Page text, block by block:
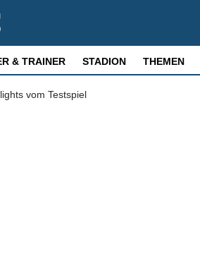
& TRAINER STADION THEMEN
vom Testspiel